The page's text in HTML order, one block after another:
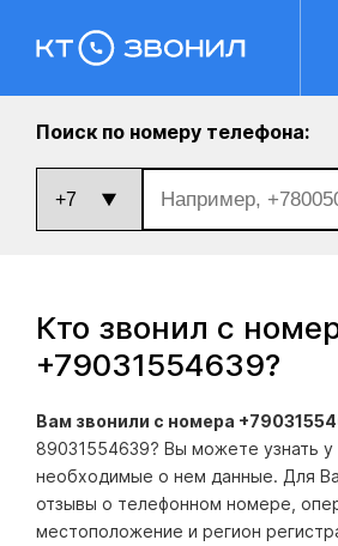
Поиск по номеру телефона:
Кто звонил с
+79031554639?
Вам звонили с номера
89031554639? Вы можете узнать у
необходимые о нем данные. Для
отзывы о телефонном номере,
местоположение и регион